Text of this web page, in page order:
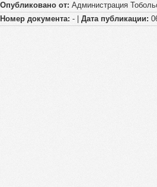
Опубликовано от: Администрация
Номер документа: - | Дата публикации: